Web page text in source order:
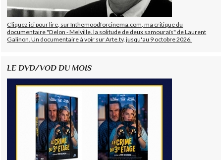
Cliquez ici pour lire, sur Inthemoodforcinema.com, ma critique du
documentaire "Delon - Melville, la solitude de deux samouraïs" de Laurent
Galinon. Un documentaire à voir sur Arte.tv, jusqu'au 9 octobre 2026.
LE DVD/VOD DU MOIS